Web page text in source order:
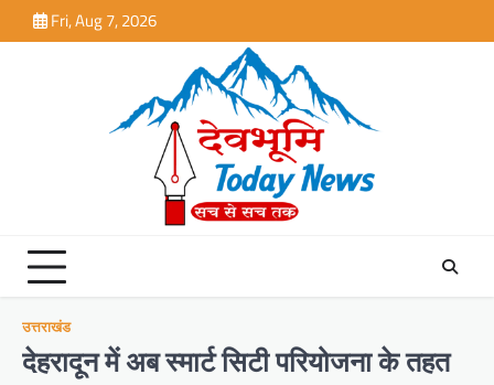
to
Fri, Aug 7, 2026
उत्तराखंड
देहरादून में अब स्मार्ट सिटी परियोजना के तहत